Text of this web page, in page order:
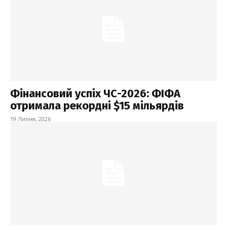
Фінансовий успіх ЧС-2026: ФІФА
отримала рекордні $15 мільярдів
19 Липня, 2026